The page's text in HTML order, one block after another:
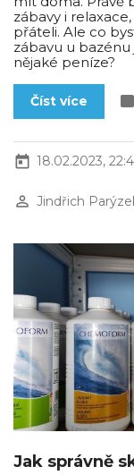
zábavy i
přáteli. Ale co
zábavu u
nějaké peníze?
Číst více
today 18.02.2023,
perm_identity Jindřich
Jak správně